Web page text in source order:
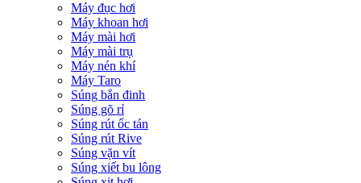
Máy đục hơi
Máy khoan hơi
Máy mài hơi
Máy mài trụ
Máy nén khí
Máy Taro
Súng bắn đinh
Súng gõ rỉ
Súng rút ốc tán
Súng rút Rive
Súng vặn vít
Súng xiết bu lông